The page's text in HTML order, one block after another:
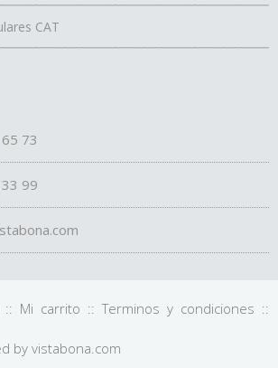
CAT
73
99
:: Mi carrito ::Terminos y condiciones ::
by vistabona.com